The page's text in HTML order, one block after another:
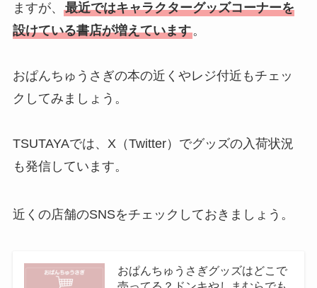
ますが、 最近ではキャラクターグッズコーナーを
設けている書店が増えています。
おぱんちゅうさぎの本の近くやレジ付近もチェッ
クしてみましょう。
TSUTAYAでは、X（Twitter）でグッズの入荷状況
も発信しています。
近くの店舗のSNSをチェックしておきましょう。
おぱんちゅうさぎグッズはどこで